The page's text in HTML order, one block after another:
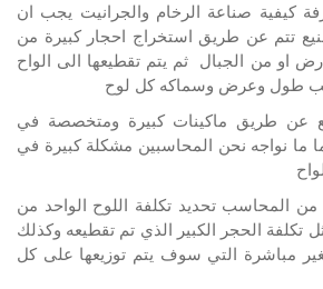
كيفية صناعة الرخام والجرانيت يجب ان
تتم عن طريق استخراج احجار كبيرة من
او من الجبال ثم يتم تقطيعها الى الواح
طول وعرض وسماكه كل لوح
عن طريق ماكينات كبيرة ومتخصصة في
ما نواجه نحن المحاسبين مشكلة كبيرة في
المحاسب تحديد تكلفة اللوح الواحد من
الحجر الكبير الذي تم تقطيعه وكذلك
مباشرة التي سوف يتم توزيعها على كل